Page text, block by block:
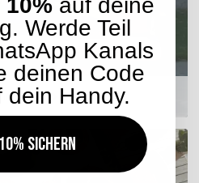
Kissen
auf deine
Werde Teil
Kanals
deinen Code
dein Handy.
sichern